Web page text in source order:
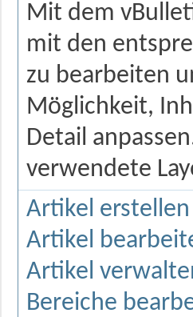
Mit dem
mit den
zu bearbeiten
Möglichkeit,
Detail
verwendete
Artikel erstellen
Artikel
Artikel
Bereiche